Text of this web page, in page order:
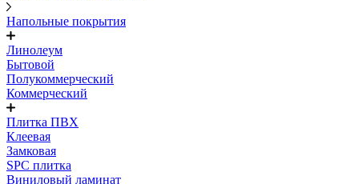
Напольные покрытия
Линолеум
Бытовой
Полукоммерческий
Коммерческий
Плитка ПВХ
Клеевая
Замковая
SPC плитка
Виниловый ламинат